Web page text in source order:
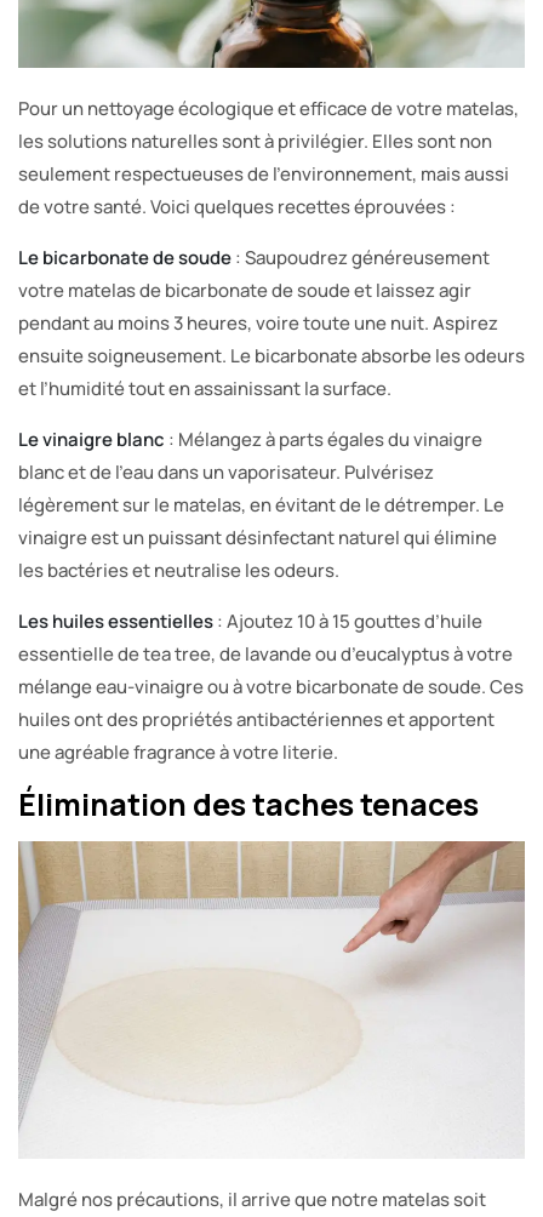
Pour un nettoyage écologique et efficace de votre matelas,
les solutions naturelles sont à privilégier. Elles sont non
seulement respectueuses de l’environnement, mais aussi
de votre santé. Voici quelques recettes éprouvées :
Le bicarbonate de soude: Saupoudrez généreusement
votre matelas de bicarbonate de soude et laissez agir
pendant au moins 3 heures, voire toute une nuit. Aspirez
ensuite soigneusement. Le bicarbonate absorbe les odeurs
et l’humidité tout en assainissant la surface.
Le vinaigre blanc : Mélangez à parts égales du vinaigre
blanc et de l’eau dans un vaporisateur. Pulvérisez
légèrement sur le matelas, en évitant de le détremper. Le
vinaigre est un puissant désinfectant naturel qui élimine
les bactéries et neutralise les odeurs.
Les huiles essentielles: Ajoutez 10 à 15 gouttes d’huile
essentielle de tea tree, de lavande ou d’eucalyptus à votre
mélange eau-vinaigre ou à votre bicarbonate de soude. Ces
huiles ont des propriétés antibactériennes et apportent
une agréable fragrance à votre literie.
Élimination des taches tenaces
Malgré nos précautions, il arrive que notre matelas soit